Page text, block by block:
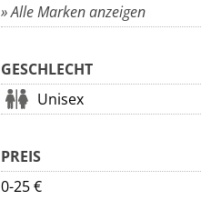
» Alle Marken anzeigen
GESCHLECHT
Unisex
PREIS
0-25 €